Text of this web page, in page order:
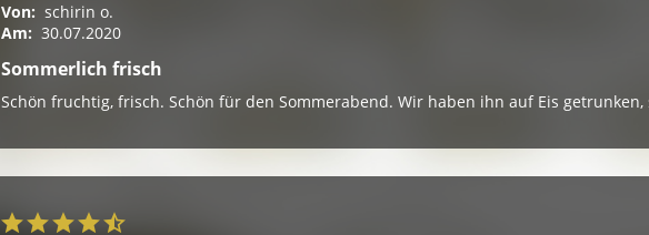
Von: schirin o.
Am: 30.07.2020
Sommerlich frisch
Schön fruchtig, frisch. Schön für den Sommerabend. Wir haben ihn auf Eis